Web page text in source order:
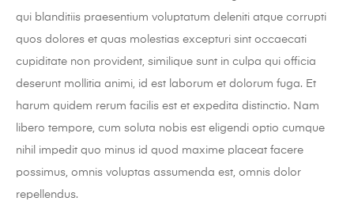
qui blanditiis praesentium voluptatum deleniti atque corrupti
quos dolores et quas molestias excepturi sint occaecati
cupiditate non provident, similique sunt in culpa qui officia
deserunt mollitia animi, id est laborum et dolorum fuga. Et
harum quidem rerum facilis est et expedita distinctio. Nam
libero tempore, cum soluta nobis est eligendi optio cumque
nihil impedit quo minus id quod maxime placeat facere
possimus, omnis voluptas assumenda est, omnis dolor
repellendus.